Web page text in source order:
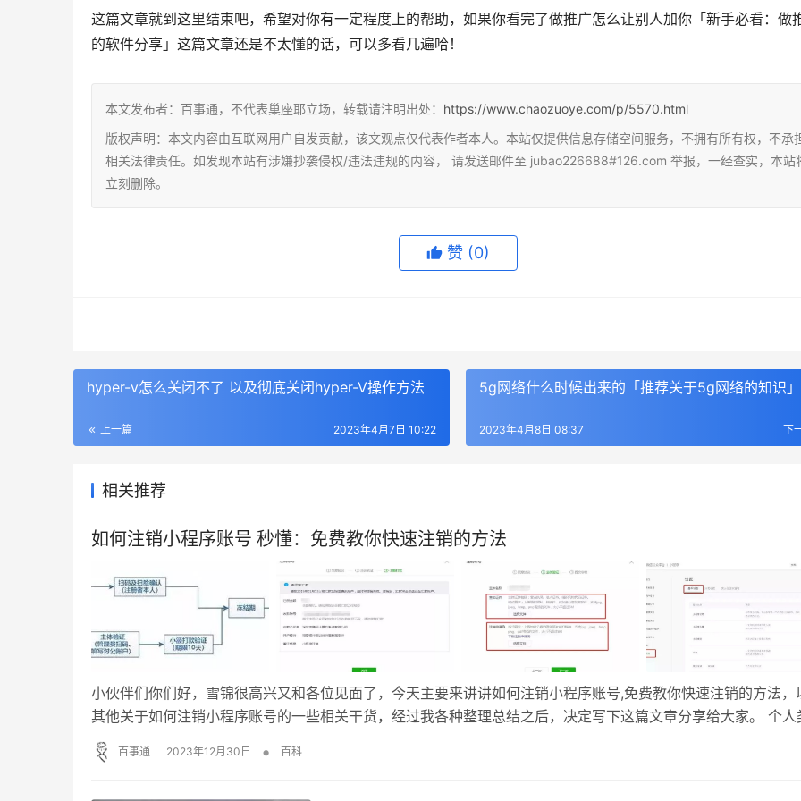
这篇文章就到这里结束吧，希望对你有一定程度上的帮助，如果你看完了做推广怎么让别人加你「新手必看：做
的软件分享」这篇文章还是不太懂的话，可以多看几遍哈！
本文发布者：百事通，不代表巢座耶立场，转载请注明出处： https://www.chaozuoye.com/p/5570.html
版权声明：本文内容由互联网用户自发贡献，该文观点仅代表作者本人。本站仅提供信息存储空间服务，不拥有所有权，不承
相关法律责任。如发现本站有涉嫌抄袭侵权/违法违规的内容， 请发送邮件至 jubao226688#126.com 举报，一经查实，本站
立刻删除。
赞 (0)
hyper-v怎么关闭不了 以及彻底关闭hyper-V操作方法
上一篇 2023年4月7日 10:22
5g网络什么时候出来的「推荐关于5g网络的知识」
下
2023年4月8日 08:37
相关推荐
如何注销小程序账号 秒懂：免费教你快速注销的方法
小伙伴们你们好，雪锦很高兴又和各位见面了，今天主要来讲讲如何注销小程序账号,免费教你快速注销的方法，
其他关于如何注销小程序账号的一些相关干货，经过我各种整理总结之后，决定写下这篇文章分享给大家。 个人
型和组织类型的账号的注销流程大致相同，都要经过5个环节。 1. 管理员登录小程序账号，进入「设置环节」，点
原始ID后面的「账号注销」。2. 发起注销申请…
百事通 2023年12月30日 • 百科